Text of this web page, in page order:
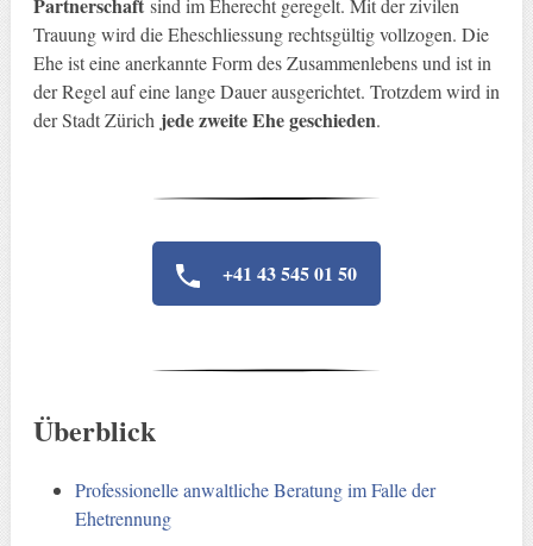
Trauung wird die Eheschliessung rechtsgültig vollzogen. Die
Ehe ist eine anerkannte Form des Zusammenlebens und ist in
der Regel auf eine lange Dauer ausgerichtet. Trotzdem wird in
der Stadt Zürich jede zweite Ehe geschieden.
+41 43 545 01 50
Überblick
Professionelle anwaltliche Beratung im Falle der
Ehetrennung